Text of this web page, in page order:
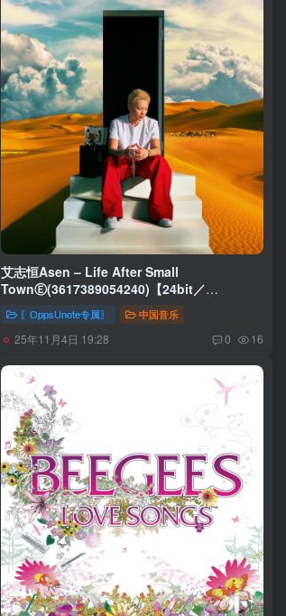
艾志恒Asen – Life After Small
TownⒺ(3617389054240)【24bit／
48.0kHz】台湾区
〖OppsUnote专属〗 中国音乐
25年11月4日 19:28 0 16